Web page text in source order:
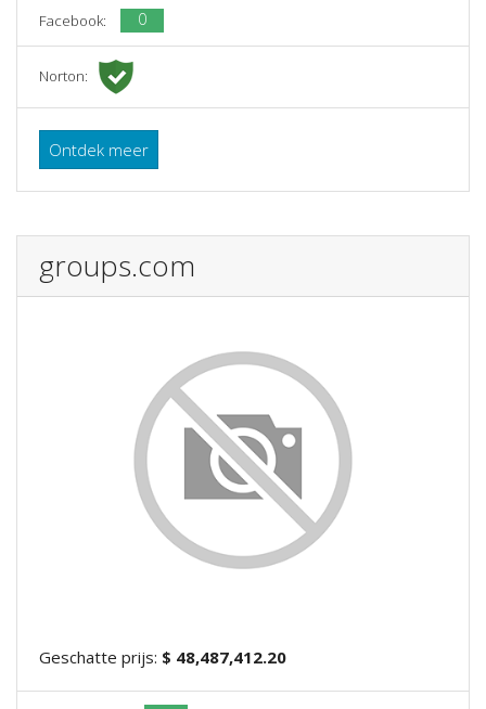
Facebook: 0
Norton:
Ontdek meer
groups.com
Geschatte prijs: $ 48,487,412.20